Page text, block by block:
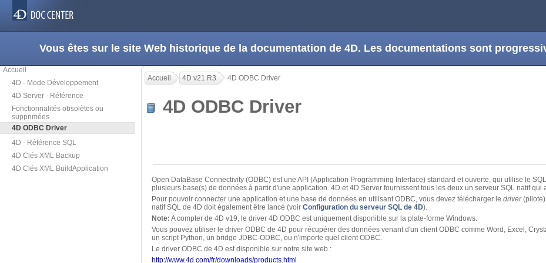
Vous êtes sur le site Web historique de la documentation de 4D. Les documentations sont
Accueil
4D - Mode Développement
4D Server - Référence
Fonctionnalités obsolètes ou
supprimées
4D ODBC Driver
4D - Référence SQL
4D Clés XML Backup
4D Clés XML BuildApplication
Accueil 4D v21 R3 4D ODBC Driver
4D ODBC Driver
Open DataBase Connectivity (ODBC) est une API (Application Programming Interface) standard et ouverte, qui utilise le
plusieurs base(s) de données à partir d'une application. 4D et 4D Server fournissent tous les deux un serveur SQL natif qui
Pour pouvoir connecter une application et une base de données en utilisant ODBC, vous devez télécharger le driver(pilote)
natif SQL de 4D doit également être lancé (voir Configuration du serveur SQL de 4D).
Note: A compter de 4D v19, le driver 4D ODBC est uniquement disponible sur la plate-forme Windows.
Vous pouvez utiliser le driver ODBC de 4D pour récupérer des données venant d'un client ODBC comme Word, Excel,
un script Python, un bridge JDBC-ODBC, ou n'importe quel client ODBC.
Le driver ODBC de 4D est disponible sur notre site web :
http://www.4d.com/fr/downloads/products.html